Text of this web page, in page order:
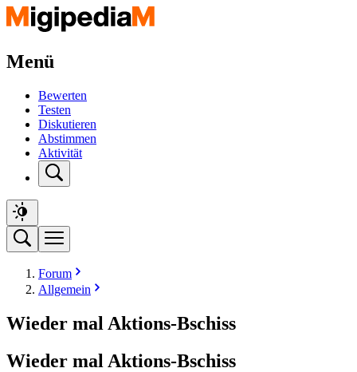
Menü
Bewerten
Testen
Diskutieren
Abstimmen
Aktivität
Forum
Allgemein
Wieder mal Aktions-Bschiss
Wieder mal Aktions-Bschiss